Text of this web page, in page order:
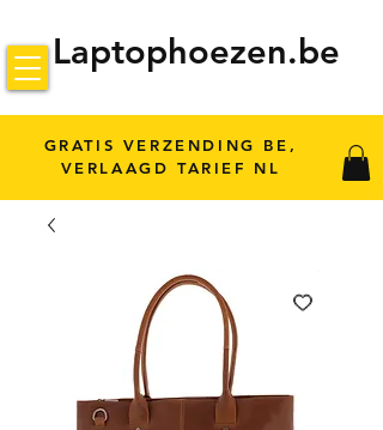
Laptophoezen.be
GRATIS VERZENDING BE,
VERLAAGD TARIEF NL